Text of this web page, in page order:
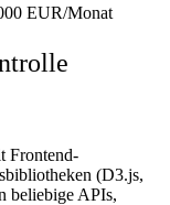
EUR/Monat
Frontend-
(D3.js,
beliebige APIs,